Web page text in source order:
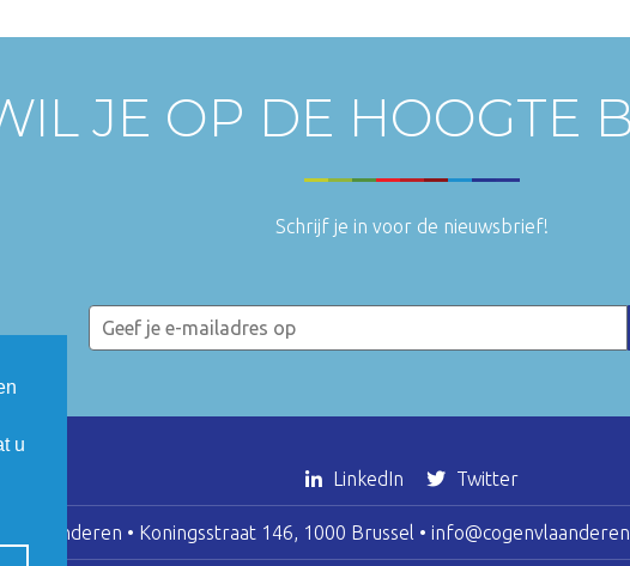
u
JE OP DE HOOGTE
Schrijf je in voor de nieuwsbrief!
LinkedIn Twitter
Vlaanderen • Koningsstraat 146, 1000 Brussel •